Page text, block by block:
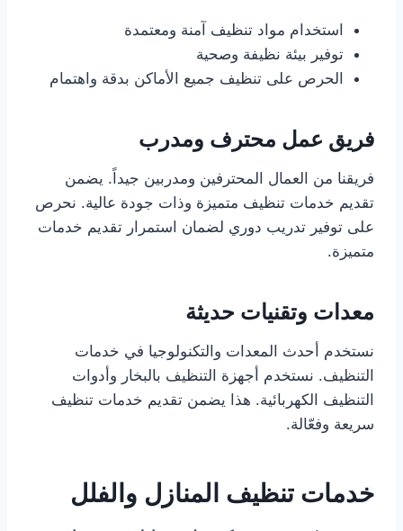
استخدام مواد تنظيف آمنة ومعتمدة
توفير بيئة نظيفة وصحية
الحرص على تنظيف جميع الأماكن بدقة واهتمام
فريق عمل محترف ومدرب
فريقنا من العمال المحترفين ومدربين جيداً. يضمن
تقديم خدمات تنظيف متميزة وذات جودة عالية. نحرص
على توفير تدريب دوري لضمان استمرار تقديم خدمات
متميزة.
معدات وتقنيات حديثة
نستخدم أحدث المعدات والتكنولوجيا في خدمات
التنظيف. نستخدم أجهزة التنظيف بالبخار وأدوات
التنظيف الكهربائية. هذا يضمن تقديم خدمات تنظيف
سريعة وفعّالة.
خدمات تنظيف المنازل والفلل